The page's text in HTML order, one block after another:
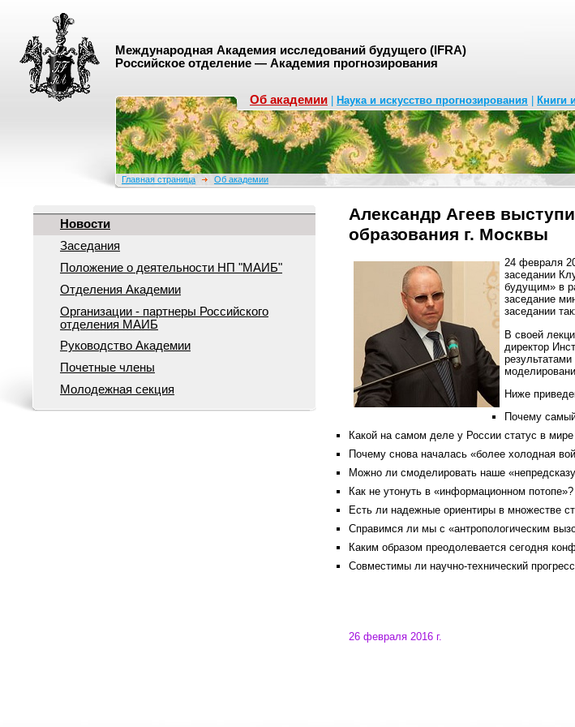
Международная Академия исследований будущего (IFRA)
Российское отделение — Академия прогнозирования
Об академии Наука и искусство прогнозирования Книги
Главная страница Об академии
Новости
Заседания
Положение о деятельноcти НП "МАИБ"
Отделения Академии
Организации - партнеры Российского
отделения МАИБ
Руководство Академии
Почетные члены
Молодежная секция
Александр Агеев
образования г. Москвы
24 февраля
заседании
будущим» в
заседание
заседании
В своей
директор
Ниже
Почему
Какой на самом деле у России статус в
Почему снова началась «более холодная
Можно ли смоделировать наше
Как не утонуть в «информационном потопе»?
Есть ли надежные ориентиры в множестве
Справимся ли мы с «антропологическим
Каким образом преодолевается сегодня
Совместимы ли научно-технический
26 февраля 2016 г.